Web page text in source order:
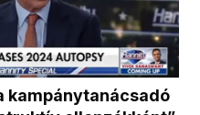
kampánytanácsadó